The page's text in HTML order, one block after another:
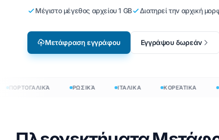
Πλήθος αρχείων Excel
Αγγλικά σε Χίντι
Αγγλικά προς Ουρντού
Μέγιστο μέγεθος αρχείου 1 GB Διατηρεί την αρχική
Μετάφραση εγγράφου Εγγράψου δωρεάν
ΡΩΣΙΚΆ ΙΤΑΛΙΚΑ ΚΟΡΕΆΤΙΚΑ